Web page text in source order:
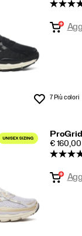
Lista dei
7 Più colori
PRICE
€ 160,00